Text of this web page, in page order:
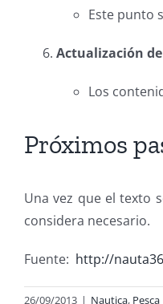
Este punto
Actualización
Los
Próximos
Una vez que el texto
considera necesario.
Fuente: http://
26/09/2013 | Nautica, Pesca